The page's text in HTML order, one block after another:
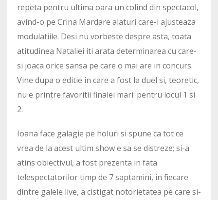
repeta pentru ultima oara un colind din spectacol,
avind-o pe Crina Mardare alaturi care-i ajusteaza
modulatiile. Desi nu vorbeste despre asta, toata
atitudinea Nataliei iti arata determinarea cu care-
si joaca orice sansa pe care o mai are in concurs.
Vine dupa o editie in care a fost la duel si, teoretic,
nu e printre favoritii finalei mari: pentru locul 1 si
2.
Ioana face galagie pe holuri si spune ca tot ce
vrea de la acest ultim show e sa se distreze; si-a
atins obiectivul, a fost prezenta in fata
telespectatorilor timp de 7 saptamini, in fiecare
dintre galele live, a cistigat notorietatea pe care si-